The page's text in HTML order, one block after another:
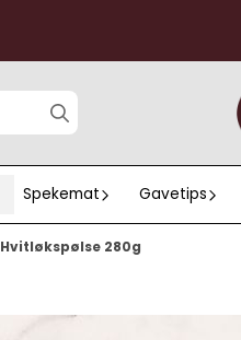
Spekemat Gavetips
Hvitløkspølse 280g